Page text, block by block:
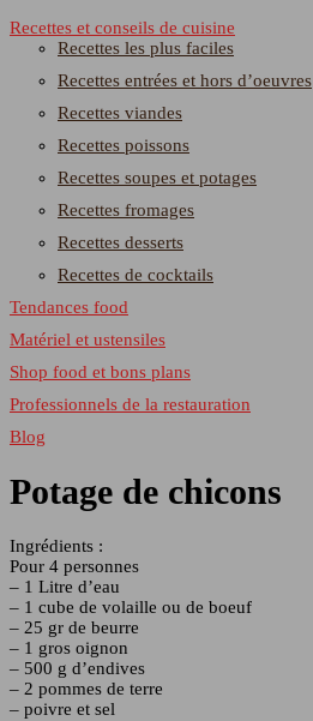
Recettes et conseils de cuisine
Recettes les plus faciles
Recettes entrées et hors d’oeuvres
Recettes viandes
Recettes poissons
Recettes soupes et potages
Recettes fromages
Recettes desserts
Recettes de cocktails
Tendances food
Matériel et ustensiles
Shop food et bons plans
Professionnels de la restauration
Blog
Potage de chicons
Ingrédients :
Pour 4 personnes
– 1 Litre d’eau
– 1 cube de volaille ou de boeuf
– 25 gr de beurre
– 1 gros oignon
– 500 g d’endives
– 2 pommes de terre
– poivre et sel